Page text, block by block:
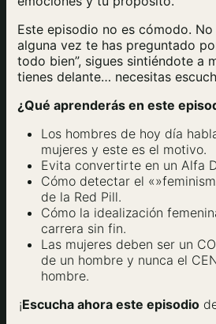
Este episodio no es cómodo. No
alguna vez te has preguntado
todo bien”, sigues sintiéndote a
tienes delante… necesitas
¿Qué aprenderás en este
Los hombres de hoy día
mujeres y este es el motivo.
Evita convertirte en un Alfa
Cómo detectar el
de la Red Pill.
Cómo la idealización
carrera sin fin.
Las mujeres deben ser un
de un hombre y nunca el
hombre.
¡Escucha ahora este episodio